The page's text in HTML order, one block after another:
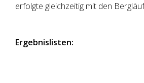
erfolgte gleichzeitig mit den
Ergebnislisten: